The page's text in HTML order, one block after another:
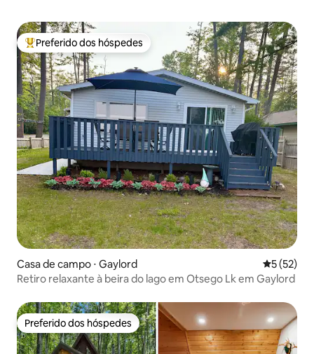
Entre os melhores preferidos dos hóspedes
Preferido dos hóspedes
Casa de campo ⋅ Gaylord 5 de uma
5 (52)
Retiro relaxante à beira do lago em Otsego Lk em Gaylord
Preferido dos hóspedes
Preferido dos hóspedes